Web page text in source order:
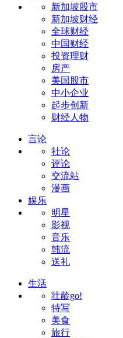
新加坡股市
新加坡财经
全球财经
中国财经
投资理财
房产
美国股市
中小企业
起步创新
财经人物
言论
社论
评论
交流站
漫画
娱乐
明星
影视
音乐
韩流
送礼
生活
壮龄go!
特写
美食
旅行